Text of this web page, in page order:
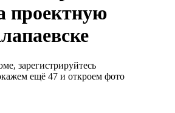
проектную
зарегистрируйтесь
ещё 47 и откроем фото